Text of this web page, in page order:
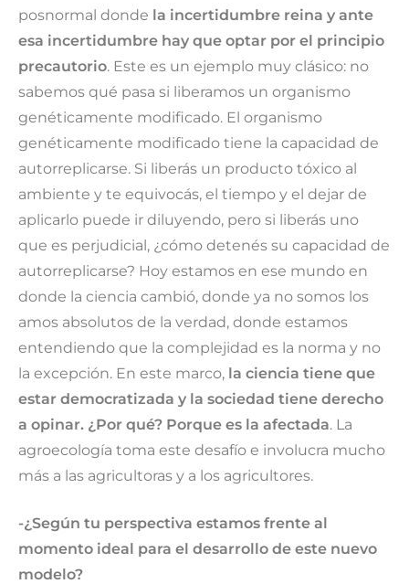
posnormal donde la incertidumbre reina y ante
esa incertidumbre hay que optar por el principio
precautorio. Este es un ejemplo muy clásico: no
sabemos qué pasa si liberamos un organismo
genéticamente modificado. El organismo
genéticamente modificado tiene la capacidad de
autorreplicarse. Si liberás un producto tóxico al
ambiente y te equivocás, el tiempo y el dejar de
aplicarlo puede ir diluyendo, pero si liberás uno
que es perjudicial, ¿cómo detenés su capacidad de
autorreplicarse? Hoy estamos en ese mundo en
donde la ciencia cambió, donde ya no somos los
amos absolutos de la verdad, donde estamos
entendiendo que la complejidad es la norma y no
la excepción. En este marco, la ciencia tiene que
estar democratizada y la sociedad tiene derecho
a opinar. ¿Por qué? Porque es la afectada. La
agroecología toma este desafío e involucra mucho
más a las agricultoras y a los agricultores.
-¿Según tu perspectiva estamos frente al
momento ideal para el desarrollo de este nuevo
modelo?